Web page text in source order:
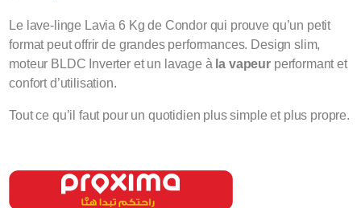
Le lave-linge Lavia 6 Kg de Condor qui prouve qu’un petit
format peut offrir de grandes performances. Design slim,
moteur BLDC Inverter et un lavage à la vapeur performant et
confort d’utilisation.
Tout ce qu’il faut pour un quotidien plus simple et plus propre.